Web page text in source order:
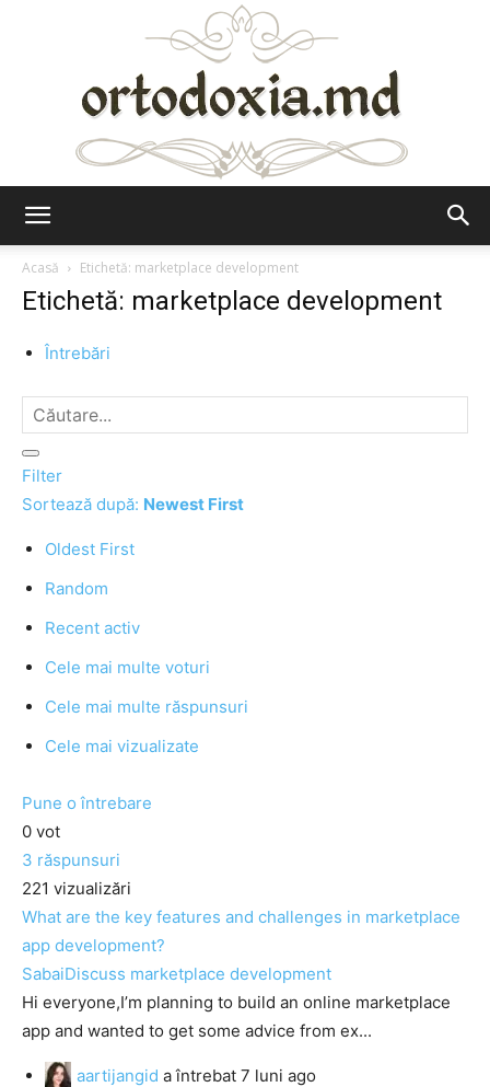
Acasă
Etichetă: marketplace development
Etichetă: marketplace development
Întrebări
Filter
Sortează după: Newest First
Oldest First
Random
Recent activ
Cele mai multe voturi
Cele mai multe răspunsuri
Cele mai vizualizate
Pune o întrebare
0 vot
3 răspunsuri
221 vizualizări
What are the key features and challenges in marketplace
app development?
SabaiDiscuss marketplace development
Hi everyone,I’m planning to build an online marketplace
app and wanted to get some advice from ex...
aartijangid a întrebat 7 luni ago